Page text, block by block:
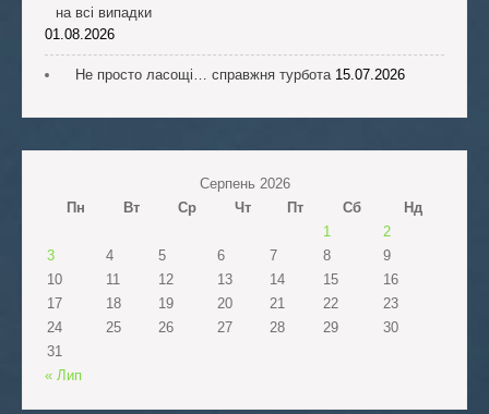
на всі випадки
01.08.2026
Не просто ласощі… справжня турбота 15.07.2026
Серпень 2026
Пн
Вт Ср Чт Пт Сб
Нд
1
2
3
4 5 6 7 8
9
10
11 12 13 14 15
16
17
18 19 20 21 22
23
24
25 26 27 28 29
30
31
« Лип